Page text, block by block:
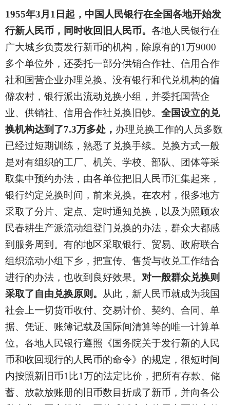
1955年3月1日起，中国人民银行在全国各地开始发
行新人民币，同时收回旧人民币。 各地人民银行在
广大城乡负责发行新币的机构，除原有的1万9000
多个单位外，还委托一部分供销合作社、信用合作
社和国营企业办理兑换。没有银行和代兑机构的偏
僻农村，银行派出流动兑换小组，并委托国营企
业、供销社、信用合作社兑换旧钞。 全国设立的兑
换机构达到了7.3万多处， 办理兑换工作的人员多数
已经过短期训练，熟悉了兑换手续。兑换方式一般
是对有组织的工厂、机关、学校、部队、团体等采
取集中预约办法，由各单位把旧人民币汇集起来，
银行约定兑换时间，前来兑换。在农村，很多地方
采取了分片、定点、定时通知兑换，以及为照顾农
民春耕生产派流动组登门兑换的办法，群众大都感
到服务周到。有的地区采取银行、贸易、政府联合
组织流动小组下乡，把宣传、售货与收兑工作结合
进行的办法，也收到良好效果。 对一般群众兑换则
采取了自由兑换原则。
从此，新人民币就成为我国
社会上一切货币收付、交易计价、契约、合同、单
据、凭证、账簿记载及国际间清算等的唯一计算单
位。各地人民银行遵照《国务院关于发行新的人民
币和收回现行的人民币的命令》的规定，很短时间
内按照新旧币1比1万的法定比价，把所有存款、储
蓄、放款放账册的旧币数目折成了新币，并向各公